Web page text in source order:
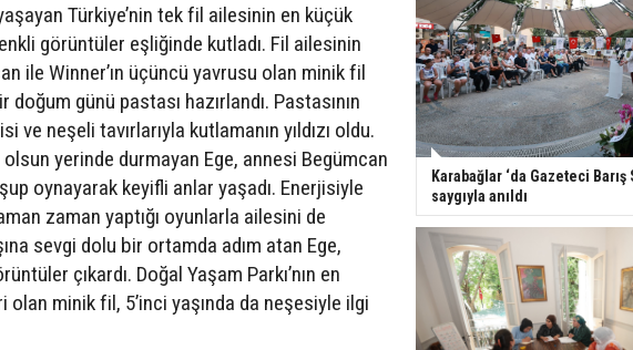
Türkiye’nin tek fil ailesinin en küçük
görüntüler eşliğinde kutladı. Fil ailesinin
ile Winner’ın üçüncü yavrusu olan minik fil
günü pastası hazırlandı. Pastasının
ve neşeli tavırlarıyla kutlamanın yıldızı oldu.
yerinde durmayan Ege, annesi Begümcan
oynayarak keyifli anlar yaşadı. Enerjisiyle
zaman yaptığı oyunlarla ailesini de
sevgi dolu bir ortamda adım atan Ege,
çıkardı. Doğal Yaşam Parkı’nın en
minik fil, 5’inci yaşında da neşesiyle ilgi
Karabağlar ‘da Gazeteci
saygıyla anıldı